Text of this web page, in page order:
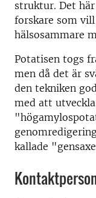
struktur. Det
forskare som
hälsosammare
Potatisen togs
men då det är
den tekniken
med att
kallade